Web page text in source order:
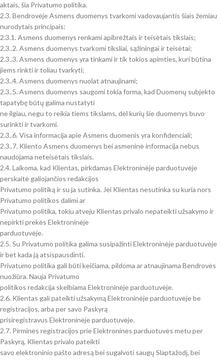
aktais, šia Privatumo politika.
2.3. Bendrovėje Asmens duomenys tvarkomi vadovaujantis šiais žemiau
nurodytais principais:
2.3.1. Asmens duomenys renkami apibrėžtais ir teisėtais tikslais;
2.3..2. Asmens duomenys tvarkomi tiksliai, sąžiningai ir teisėtai;
2.3..3. Asmens duomenys yra tinkami ir tik tokios apimties, kuri būtina
jiems rinkti ir toliau tvarkyti;
2.3..4. Asmens duomenys nuolat atnaujinami;
2.3..5. Asmens duomenys saugomi tokia forma, kad Duomenų subjekto
tapatybę būtų galima nustatyti
ne ilgiau, negu to reikia tiems tikslams, dėl kurių šie duomenys buvo
surinkti ir tvarkomi.
2.3..6. Visa informacija apie Asmens duomenis yra konfidenciali;
2.3..7. Kliento Asmens duomenys bei asmeninė informacija nebus
naudojama neteisėtais tikslais.
2.4. Laikoma, kad Klientas, pirkdamas Elektroninėje parduotuvėje
perskaitė galiojančios redakcijos
Privatumo politiką ir su ja sutinka. Jei Klientas nesutinka su kuria nors
Privatumo politikos dalimi ar
Privatumo politika, tokiu atveju Klientas privalo nepateikti užsakymo ir
nepirkti prekės Elektroninėje
parduotuvėje.
2.5. Su Privatumo politika galima susipažinti Elektroninėje parduotuvėje
ir bet kada ją atsispausdinti.
Privatumo politika gali būti keičiama, pildoma ar atnaujinama Bendrovės
nuožiūra. Nauja Privatumo
politikos redakcija skelbiama Elektroninėje parduotuvėje.
2.6. Klientas gali pateikti užsakymą Elektroninėje parduotuvėje be
registracijos, arba per savo Paskyrą
prisiregistravus Elektroninėje parduotuvėje.
2.7. Pirminės registracijos prie Elektroninės parduotuvės metu per
Paskyrą, Klientas privalo pateikti
savo elektroninio pašto adresą bei sugalvoti saugų Slaptažodį, bei